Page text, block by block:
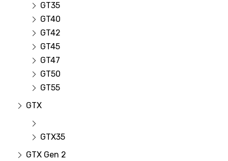
GT35
GT40
GT42
GT45
GT47
GT50
GT55
GTX
GTX35
GTX Gen 2